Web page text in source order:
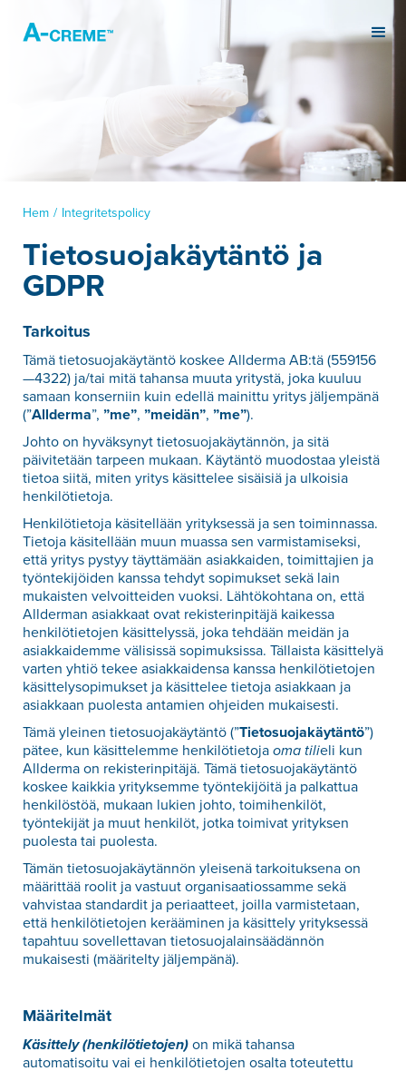
Hem / Integritetspolicy
Tietosuojakäytäntö ja
GDPR
Tarkoitus
Tämä tietosuojakäytäntö koskee Allderma AB:tä (559156
—4322) ja/tai mitä tahansa muuta yritystä, joka kuuluu
samaan konserniin kuin edellä mainittu yritys jäljempänä
(”Allderma”, ”me”, ”meidän”, ”me”).
Johto on hyväksynyt tietosuojakäytännön, ja sitä
päivitetään tarpeen mukaan. Käytäntö muodostaa yleistä
tietoa siitä, miten yritys käsittelee sisäisiä ja ulkoisia
henkilötietoja.
Henkilötietoja käsitellään yrityksessä ja sen toiminnassa.
Tietoja käsitellään muun muassa sen varmistamiseksi,
että yritys pystyy täyttämään asiakkaiden, toimittajien ja
työntekijöiden kanssa tehdyt sopimukset sekä lain
mukaisten velvoitteiden vuoksi. Lähtökohtana on, että
Allderman asiakkaat ovat rekisterinpitäjä kaikessa
henkilötietojen käsittelyssä, joka tehdään meidän ja
asiakkaidemme välisissä sopimuksissa. Tällaista käsittelyä
varten yhtiö tekee asiakkaidensa kanssa henkilötietojen
käsittelysopimukset ja käsittelee tietoja asiakkaan ja
asiakkaan puolesta antamien ohjeiden mukaisesti.
Tämä yleinen tietosuojakäytäntö (”Tietosuojakäytäntö”)
pätee, kun käsittelemme henkilötietoja oma tilieli kun
Allderma on rekisterinpitäjä. Tämä tietosuojakäytäntö
koskee kaikkia yrityksemme työntekijöitä ja palkattua
henkilöstöä, mukaan lukien johto, toimihenkilöt,
työntekijät ja muut henkilöt, jotka toimivat yrityksen
puolesta tai puolesta.
Tämän tietosuojakäytännön yleisenä tarkoituksena on
määrittää roolit ja vastuut organisaatiossamme sekä
vahvistaa standardit ja periaatteet, joilla varmistetaan,
että henkilötietojen kerääminen ja käsittely yrityksessä
tapahtuu sovellettavan tietosuojalainsäädännön
mukaisesti (määritelty jäljempänä).
Määritelmät
Käsittely (henkilötietojen) on mikä tahansa
automatisoitu vai ei henkilötietojen osalta toteutettu